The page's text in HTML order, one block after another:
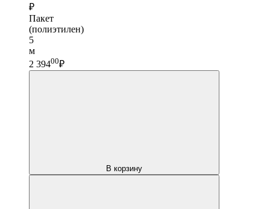
₽
Пакет
(полиэтилен)
5
м
2 39400₽
В корзину